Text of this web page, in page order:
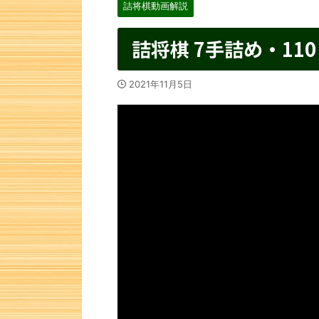
詰将棋動画解説
詰将棋 7手詰め・
2021年11月5日